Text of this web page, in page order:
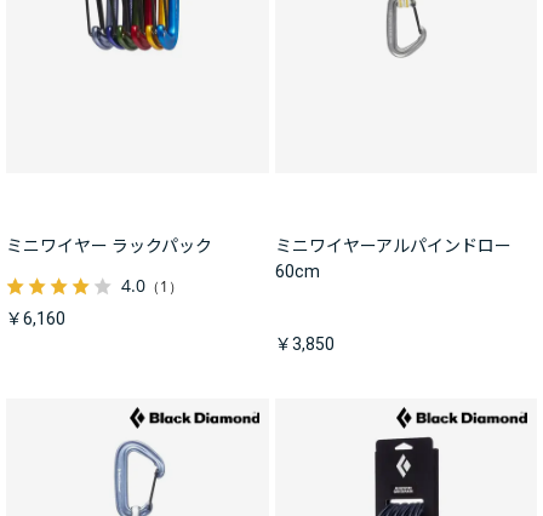
ミニワイヤー ラックパック
4.0 （1）
￥6,160
ミニワイヤーアルパインドロー
60cm
￥3,850